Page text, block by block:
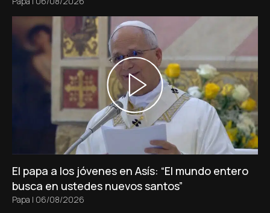
El papa a los jóvenes en Asís: “El mundo entero
busca en ustedes nuevos santos”
Papa | 06/08/2026